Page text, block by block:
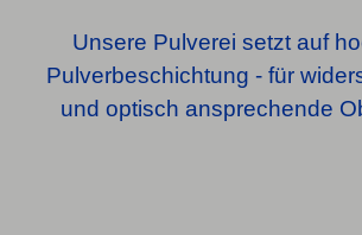
Unsere Pulverei setzt auf
Pulverbeschichtung - für
und optisch ansprechende